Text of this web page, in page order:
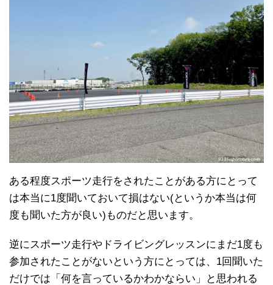
ある程度スポーツ走行をされたことがある方にとって
は本当に1度聞いておいて損はない(というか本当は何
度も聞いた方が良い)ものだと思います。
逆にスポーツ走行やドライビングレッスンにまだ1度も
参加されたことがないという方にとっては、1回聞いた
だけでは「何を言っているかわかならい」と思われる